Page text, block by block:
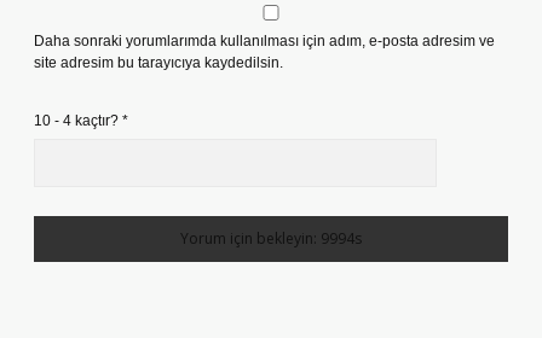
Daha sonraki yorumlarımda kullanılması için adım, e-posta adresim ve
site adresim bu tarayıcıya kaydedilsin.
10 - 4 kaçtır? *